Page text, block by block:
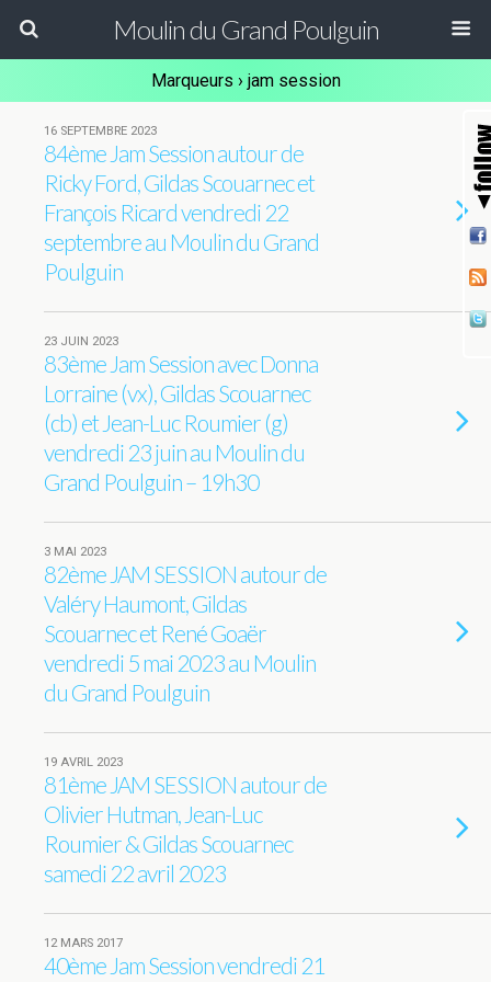
Moulin du Grand Poulguin
Marqueurs › jam session
16 SEPTEMBRE 2023
84ème Jam Session autour de
Ricky Ford, Gildas Scouarnec et
François Ricard vendredi 22
septembre au Moulin du Grand
Poulguin
23 JUIN 2023
83ème Jam Session avec Donna
Lorraine (vx), Gildas Scouarnec
(cb) et Jean-Luc Roumier (g)
vendredi 23 juin au Moulin du
Grand Poulguin – 19h30
3 MAI 2023
82ème JAM SESSION autour de
Valéry Haumont, Gildas
Scouarnec et René Goaër
vendredi 5 mai 2023 au Moulin
du Grand Poulguin
19 AVRIL 2023
81ème JAM SESSION autour de
Olivier Hutman, Jean-Luc
Roumier & Gildas Scouarnec
samedi 22 avril 2023
12 MARS 2017
40ème Jam Session vendredi 21